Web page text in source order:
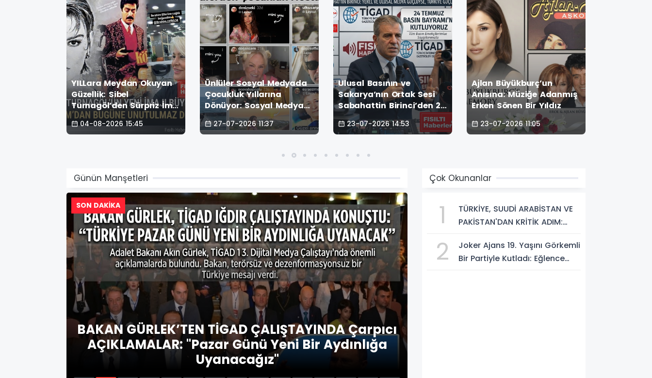
YILLara Meydan Okuyan
Güzellik: Sibel
Turnagöl’den Sürpriz İmaj
Değişikliği!
04-08-2026 15:45
Ünlüler Sosyal Medyada
Çocukluk Yıllarına
Dönüyor: Sosyal Medyayı
Sallayan "Geçmişten
Bugüne" Akımı!
27-07-2026 11:37
Ulusal Basının ve
Sakarya’nın Ortak Sesi
Sabahattin Birinci’den 24
Temmuz Çağrısı: "Yerel
Medya Güçlüyse Türkiye
23-07-2026 14:53
Ajlan Büyükburç’un
Anısına: Müziğe Adanmış
Erken Sönen Bir Yıldız
23-07-2026 11:05
Günün Manşetleri
SON DAKİKA
BAKAN GÜRLEK’TEN TİGAD ÇALIŞTAYINDA Çarpıcı
AÇIKLAMALAR: "Pazar Günü Yeni Bir Aydınlığa
Uyanacağız"
SON DAKİKA
Çok Okunanlar
1
TÜRKİYE, SUUDİ ARABİSTAN VE
PAKİSTAN'DAN KRİTİK ADIM:
ANLAŞMASI" İMZALANDI!
2
Joker Ajans 19. Yaşını Görkemli
Bir Partiyle Kutladı: Eğlence